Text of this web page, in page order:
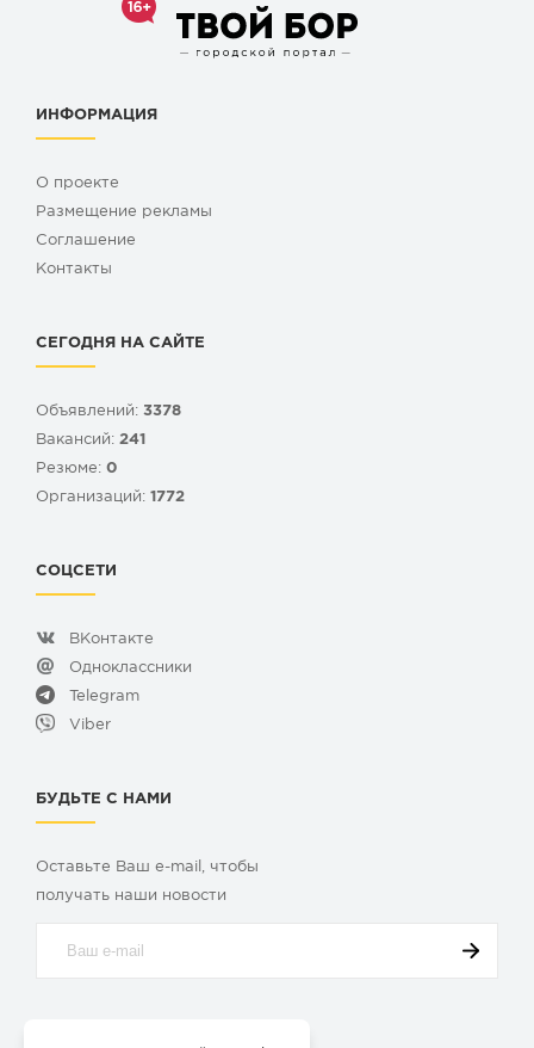
ИНФОРМАЦИЯ
О проекте
Размещение рекламы
Cоглашение
Контакты
СЕГОДНЯ НА САЙТЕ
Объявлений: 3378
Вакансий: 241
Резюме: 0
Организаций: 1772
СОЦСЕТИ
ВКонтакте
Одноклассники
Telegram
Viber
БУДЬТЕ С НАМИ
Оставьте Ваш e-mail, чтобы
получать наши новости